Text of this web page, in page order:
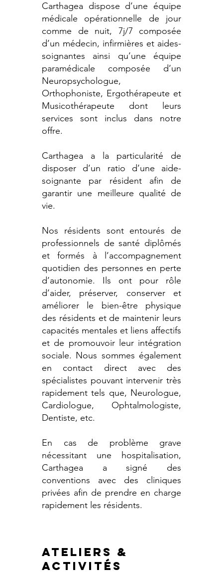
Carthagea dispose d’une équipe
médicale opérationnelle de jour
comme de nuit, 7j/7 composée
d’un médecin, infirmières et aides-
soignantes ainsi qu’une équipe
paramédicale composée d’un
Neuropsychologue,
Orthophoniste, Ergothérapeute et
Musicothérapeute dont leurs
services sont inclus dans notre
offre.
Carthagea a la particularité de
disposer d’un ratio d’une aide-
soignante par résident afin de
garantir une meilleure qualité de
vie.
Nos résidents sont entourés de
professionnels de santé diplômés
et formés à l’accompagnement
quotidien des personnes en perte
d’autonomie. Ils ont pour rôle
d’aider, préserver, conserver et
améliorer le bien-être physique
des résidents et de maintenir leurs
capacités mentales et liens affectifs
et de promouvoir leur intégration
sociale. Nous sommes également
en contact direct avec des
spécialistes pouvant intervenir très
rapidement tels que, Neurologue,
Cardiologue, Ophtalmologiste,
Dentiste, etc.
En cas de problème grave
nécessitant une hospitalisation,
Carthagea a signé des
conventions avec des cliniques
privées afin de prendre en charge
rapidement les résidents.
ATELIERS &
activités